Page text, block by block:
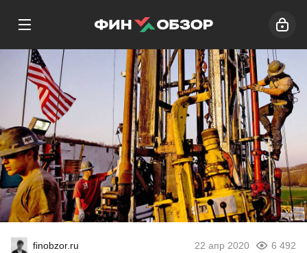
finobzor.ru 22 апр 2020 6 492